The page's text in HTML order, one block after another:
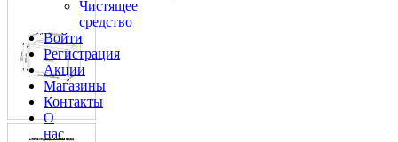
Чистящее
средство
Войти
Регистрация
Акции
Магазины
Контакты
О
нас